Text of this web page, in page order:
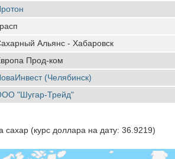
Альянс - Хабаровск
Прод-ком
(Челябинск)
"Шугар-Трейд"
(курс доллара на дату: 36.9219)